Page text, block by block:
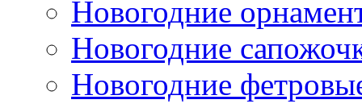
Новогодние
Новогодние
Новогодние